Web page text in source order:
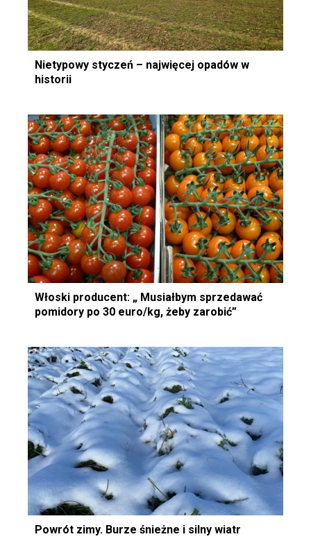
Nietypowy styczeń – najwięcej opadów w
historii
Włoski producent: „ Musiałbym sprzedawać
pomidory po 30 euro/kg, żeby zarobić”
Powrót zimy. Burze śnieżne i silny wiatr